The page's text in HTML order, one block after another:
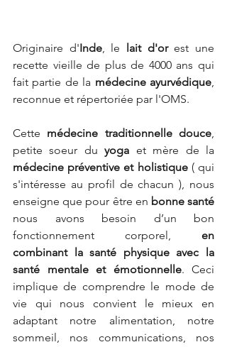
Originaire d'Inde, le lait d'or est une
recette vieille de plus de 4000 ans qui
fait partie de la médecine ayurvédique,
reconnue et répertoriée par l'OMS.
Cette médecine traditionnelle douce,
petite soeur du yoga
médecine préventive et holistique ( qui
s'intéresse au profil de chacun ), nous
enseigne que pour être en bonne santé
nous avons besoin d’un bon
fonctionnement corporel, en
combinant la santé physique avec la
santé mentale et émotionnelle. Ceci
implique de comprendre le mode de
vie qui nous convient le mieux en
adaptant notre alimentation, notre
sommeil, nos communications, nos